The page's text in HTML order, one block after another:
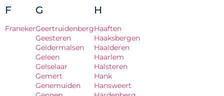
F
Franeker
G
Geertruidenberg
Geesteren
Geldermalsen
Geleen
Gelselaar
Gemert
Genemuiden
H
Haaften
Haaksbergen
Haalderen
Haarlem
Halsteren
Hank
Hansweert